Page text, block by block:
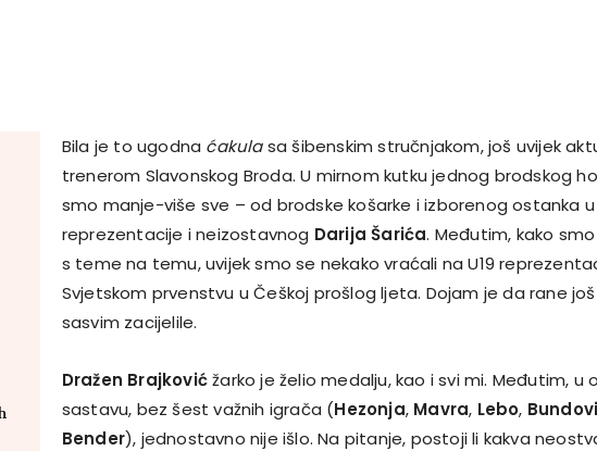
Bila je to ugodna ćakulasa šibenskim stručnjakom, još uvijek
trenerom Slavonskog Broda. U mirnom kutku jednog brodskog
smo manje-više sve – od brodske košarke i izborenog ostanka
reprezentacije i neizostavnog Darija Šarića. Međutim, kako
s teme na temu, uvijek smo se nekako vraćali na U19
Svjetskom prvenstvu u Češkoj prošlog ljeta. Dojam je da rane još
sasvim zacijelile.
Dražen Brajkovićžarko je želio medalju, kao i svi mi. Međutim, u
sastavu, bez šest važnih igrača (Hezonja, Mavra, Lebo,
Bender), jednostavno nije išlo. Na pitanje, postoji li kakva